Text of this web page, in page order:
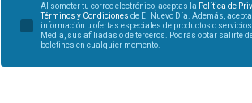
Al someter tu correo electrónico, aceptas la Política de
Términos y Condiciones de El Nuevo Día. Además,
información u ofertas especiales de productos o servicios
Media, sus afiliadas o de terceros. Podrás optar salirte
boletines en cualquier momento.